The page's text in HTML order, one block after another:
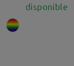
disponible